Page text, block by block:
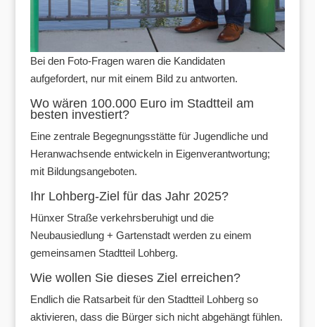
Bei den Foto-Fragen waren die Kandidaten
aufgefordert, nur mit einem Bild zu antworten.
Wo wären 100.000 Euro im Stadtteil am
besten investiert?
Eine zentrale Begegnungsstätte für Jugendliche und
Heranwachsende entwickeln in Eigenverantwortung;
mit Bildungsangeboten.
Ihr Lohberg-Ziel für das Jahr 2025?
Hünxer Straße verkehrsberuhigt und die
Neubausiedlung + Gartenstadt werden zu einem
gemeinsamen Stadtteil Lohberg.
Wie wollen Sie dieses Ziel erreichen?
Endlich die Ratsarbeit für den Stadtteil Lohberg so
aktivieren, dass die Bürger sich nicht abgehängt fühlen.